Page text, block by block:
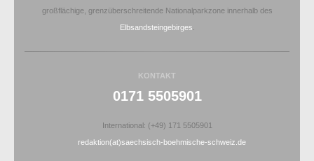
großflächige, grenzüberschreitende Nationalparkzone innerhalb des
Elbsandsteingebirges
KONTAKT
0171 5505901
International: (+49) 171 5505901
redaktion(at)saechsisch-boehmische-schweiz.de